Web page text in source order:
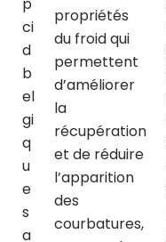
ci
d
b
el
gi
q
u
e
s
a
propriétés
du froid qui
permettent
d’améliorer
la
récupération
et de réduire
l’apparition
des
courbatures,